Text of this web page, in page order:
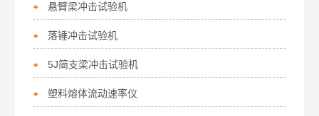
悬臂梁冲击试验机
落锤冲击试验机
5J简支梁冲击试验机
塑料熔体流动速率仪